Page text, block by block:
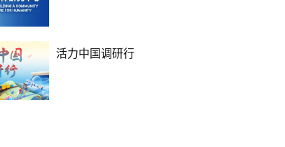
活力中国调研行